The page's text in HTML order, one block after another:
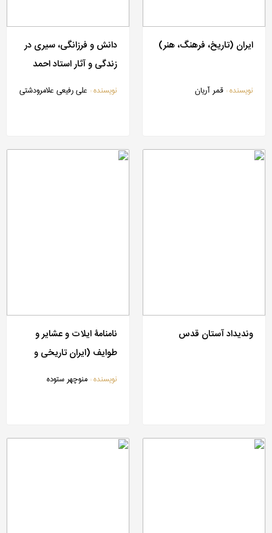
ایران (تاریخ، فرهنگ، هنر)
نویسنده : قمر آریان
دانش و فرزانگی، سیری در
زندگی و آثار استاد احمد
نویسنده : علی رفیعی علامرودشتی
وندیداد آستان قدس
نامنامۀ ایلات و عشایر و
طوایف (ایران تاریخی و
نویسنده : منوچهر ستوده